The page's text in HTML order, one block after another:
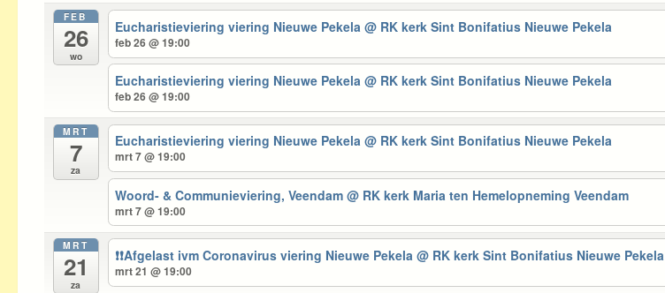
FEB
26
wo
Eucharistieviering viering Nieuwe Pekela@ RK kerk Sint Bonifatius Nieuwe Pekela
feb 26 @ 19:00
Eucharistieviering viering Nieuwe Pekela@ RK kerk Sint Bonifatius Nieuwe Pekela
feb 26 @ 19:00
MRT
7
za
Eucharistieviering viering Nieuwe Pekela@ RK kerk Sint Bonifatius Nieuwe Pekela
mrt 7 @ 19:00
Woord- & Communieviering, Veendam@ RK kerk Maria ten Hemelopneming Veendam
mrt 7 @ 19:00
MRT
21
za
❗❗Afgelast ivm Coronavirus viering Nieuwe Pekela@ RK kerk Sint Bonifatius Nieuwe Pekela
mrt 21 @ 19:00